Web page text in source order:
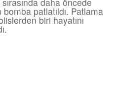
patlatıldı. Patlama
biri hayatını